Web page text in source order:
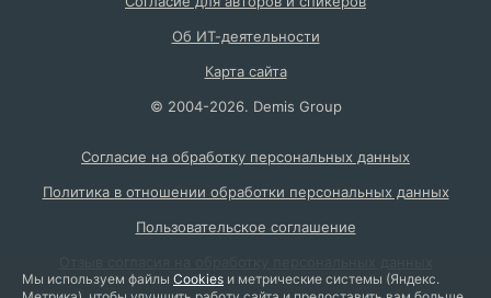
Об ИТ-деятельности
Карта сайта
© 2004-2026. Demis Group
Согласие на обработку персональных данных
Политика в отношении обработки персональных данных
Пользовательское соглашение
Мы используем файлы Cookies и метрические системы (Яндекс.